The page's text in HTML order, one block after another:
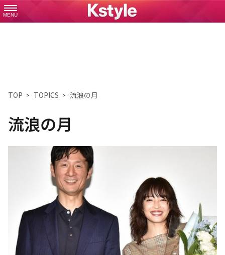
MENU
TOP TOPICS 流浪の月
流浪の月